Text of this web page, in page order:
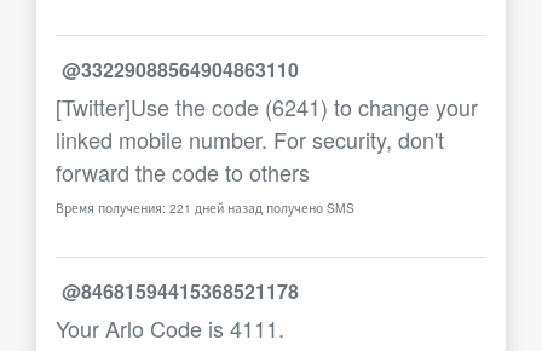
@33229088564904863110
[Twitter]Use the code (6241) to change your
linked mobile number. For security, don't
forward the code to others
Время получения: 221 дней назад получено SMS
@84681594415368521178
Your Arlo Code is 4111.